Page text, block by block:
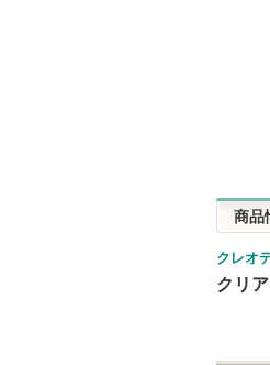
商品
クレオ
クリ